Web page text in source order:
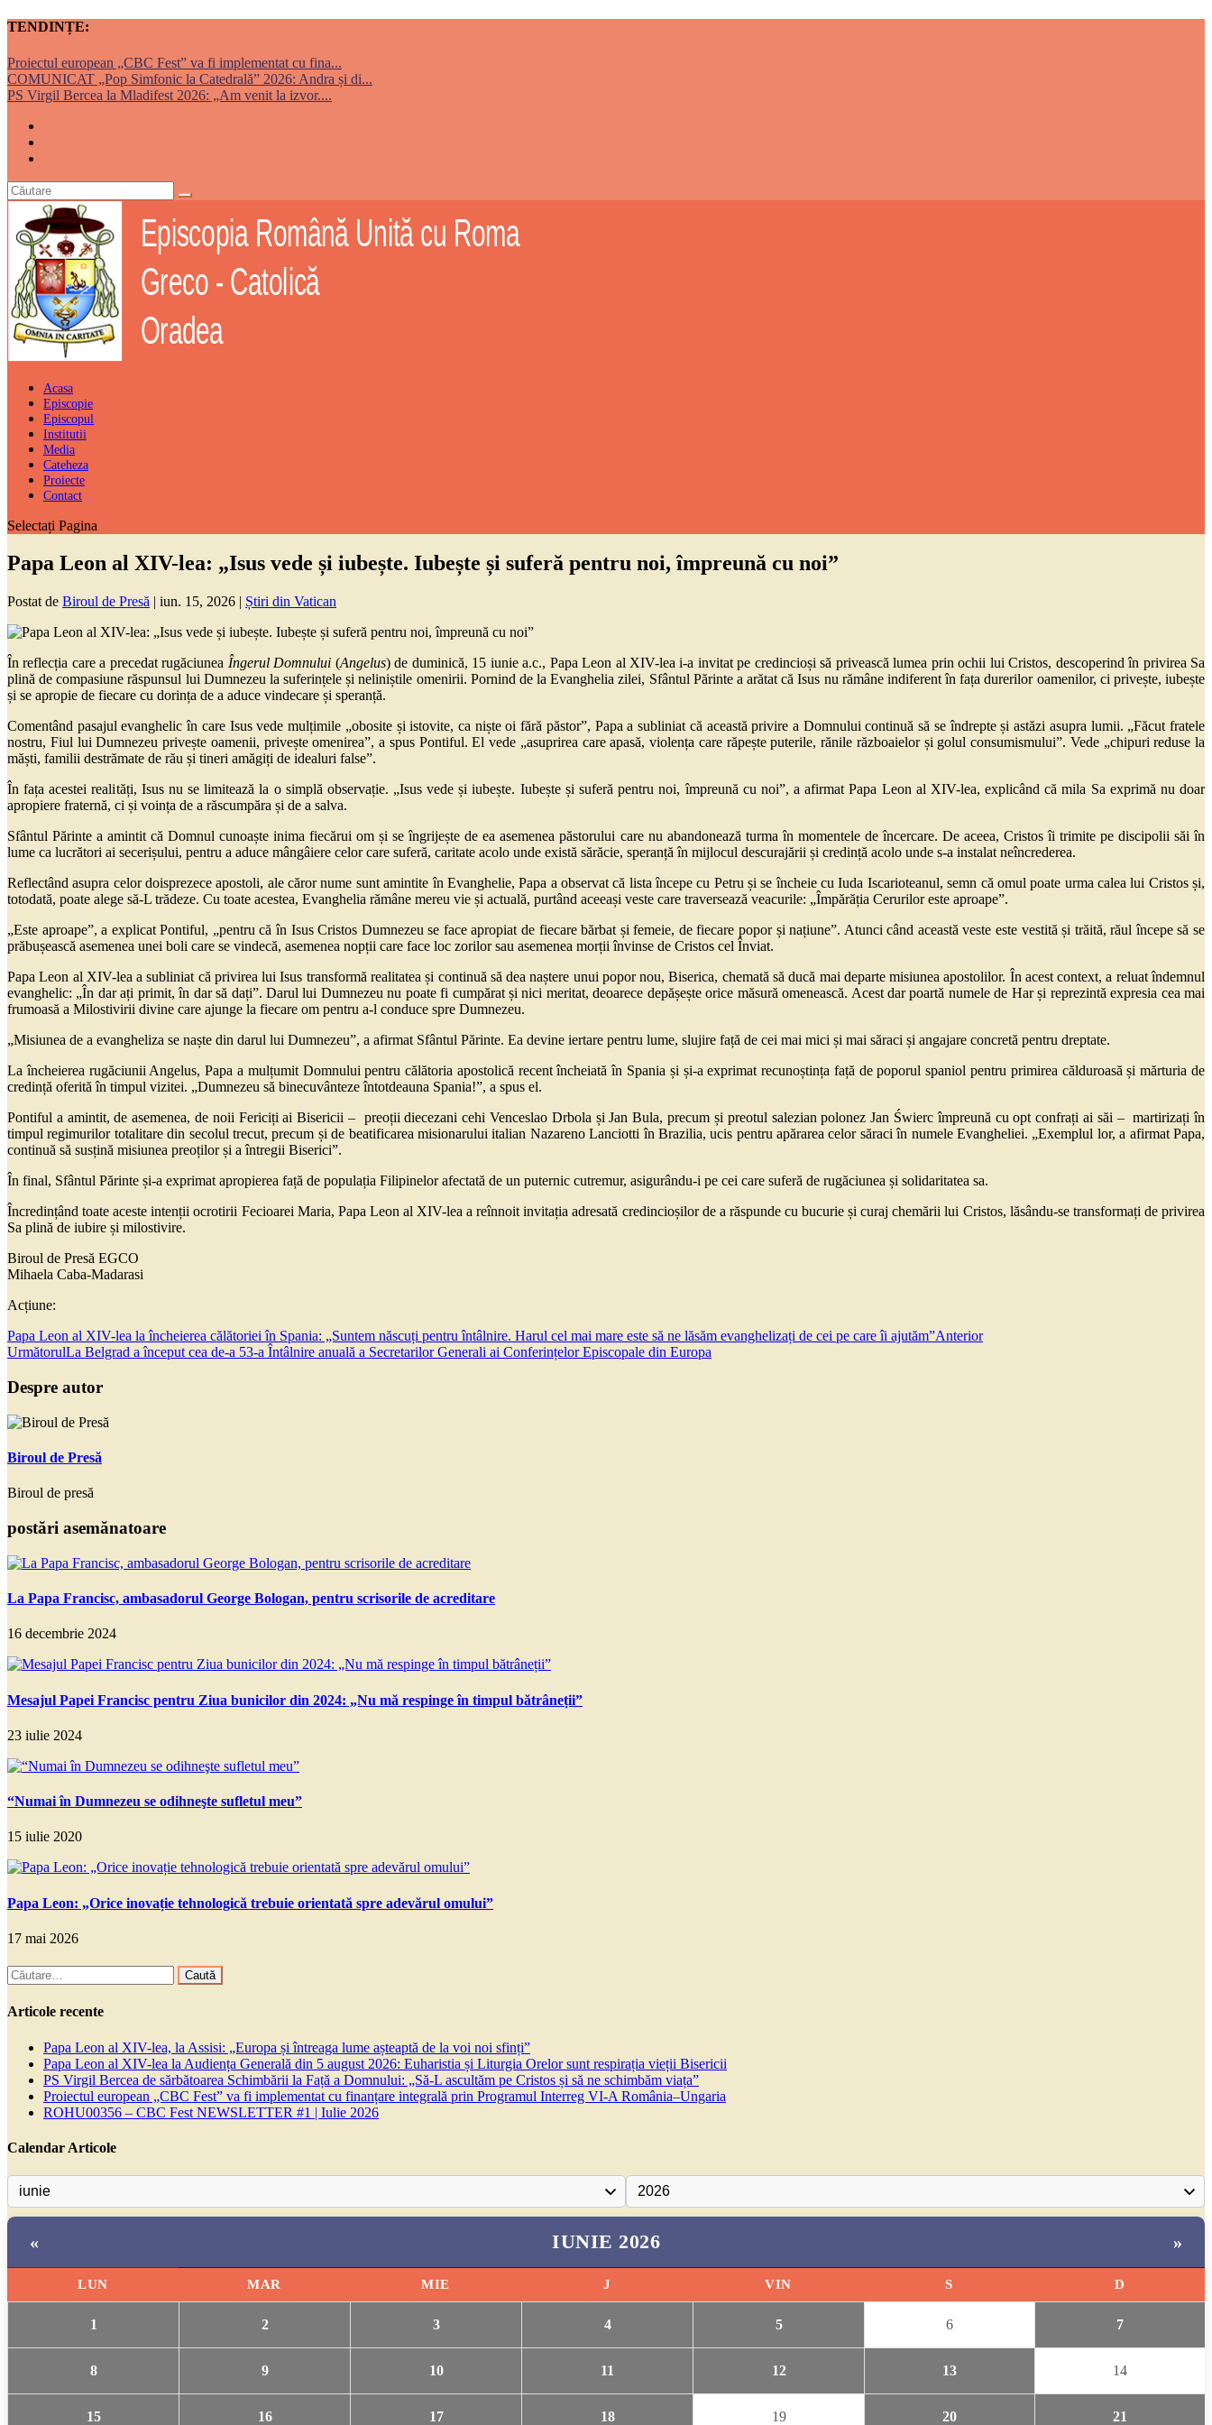
TENDINȚE:
Proiectul european „CBC Fest” va fi implementat cu fina...
COMUNICAT „Pop Simfonic la Catedrală” 2026: Andra și di...
PS Virgil Bercea la Mladifest 2026: „Am venit la izvor....
Acasa
Episcopie
Episcopul
Institutii
Media
Cateheza
Proiecte
Contact
Selectați Pagina
Papa Leon al XIV-lea: „Isus vede și iubește. Iubește și suferă pentru noi, împreună cu noi”
Postat de Biroul de Presă | iun. 15, 2026 | Știri din Vatican
În reflecția care a precedat rugăciunea Îngerul Domnului (Angelus) de duminică, 15 iunie a.c., Papa Leon al XIV-lea i-a invitat pe credincioși să privească lumea prin ochii lui Cristos, descoperind în privirea Sa
plină de compasiune răspunsul lui Dumnezeu la suferințele și neliniștile omenirii. Pornind de la Evanghelia zilei, Sfântul Părinte a arătat că Isus nu rămâne indiferent în fața durerilor oamenilor, ci privește, iubește
și se apropie de fiecare cu dorința de a aduce vindecare și speranță.
Comentând pasajul evanghelic în care Isus vede mulțimile „obosite și istovite, ca niște oi fără păstor”, Papa a subliniat că această privire a Domnului continuă să se îndrepte și astăzi asupra lumii. „Făcut fratele
nostru, Fiul lui Dumnezeu privește oamenii, privește omenirea”, a spus Pontiful. El vede „asuprirea care apasă, violența care răpește puterile, rănile războaielor și golul consumismului”. Vede „chipuri reduse la
măști, familii destrămate de rău și tineri amăgiți de idealuri false”.
În fața acestei realități, Isus nu se limitează la o simplă observație. „Isus vede și iubește. Iubește și suferă pentru noi, împreună cu noi”, a afirmat Papa Leon al XIV-lea, explicând că mila Sa exprimă nu doar
apropiere fraternă, ci și voința de a răscumpăra și de a salva.
Sfântul Părinte a amintit că Domnul cunoaște inima fiecărui om și se îngrijește de ea asemenea păstorului care nu abandonează turma în momentele de încercare. De aceea, Cristos îi trimite pe discipolii săi în
lume ca lucrători ai secerișului, pentru a aduce mângâiere celor care suferă, caritate acolo unde există sărăcie, speranță în mijlocul descurajării și credință acolo unde s-a instalat neîncrederea.
Reflectând asupra celor doisprezece apostoli, ale căror nume sunt amintite în Evanghelie, Papa a observat că lista începe cu Petru și se încheie cu Iuda Iscarioteanul, semn că omul poate urma calea lui Cristos și,
totodată, poate alege să-L trădeze. Cu toate acestea, Evanghelia rămâne mereu vie și actuală, purtând aceeași veste care traversează veacurile: „Împărăția Cerurilor este aproape”.
„Este aproape”, a explicat Pontiful, „pentru că în Isus Cristos Dumnezeu se face apropiat de fiecare bărbat și femeie, de fiecare popor și națiune”. Atunci când această veste este vestită și trăită, răul începe să se
prăbușească asemenea unei boli care se vindecă, asemenea nopții care face loc zorilor sau asemenea morții învinse de Cristos cel Înviat.
Papa Leon al XIV-lea a subliniat că privirea lui Isus transformă realitatea și continuă să dea naștere unui popor nou, Biserica, chemată să ducă mai departe misiunea apostolilor. În acest context, a reluat îndemnul
evanghelic: „În dar ați primit, în dar să dați”. Darul lui Dumnezeu nu poate fi cumpărat și nici meritat, deoarece depășește orice măsură omenească. Acest dar poartă numele de Har și reprezintă expresia cea mai
frumoasă a Milostivirii divine care ajunge la fiecare om pentru a-l conduce spre Dumnezeu.
„Misiunea de a evangheliza se naște din darul lui Dumnezeu”, a afirmat Sfântul Părinte. Ea devine iertare pentru lume, slujire față de cei mai mici și mai săraci și angajare concretă pentru dreptate.
La încheierea rugăciunii Angelus, Papa a mulțumit Domnului pentru călătoria apostolică recent încheiată în Spania și și-a exprimat recunoștința față de poporul spaniol pentru primirea călduroasă și mărturia de
credință oferită în timpul vizitei. „Dumnezeu să binecuvânteze întotdeauna Spania!”, a spus el.
Pontiful a amintit, de asemenea, de noii Fericiți ai Bisericii – preoții diecezani cehi Venceslao Drbola și Jan Bula, precum și preotul salezian polonez Jan Świerc împreună cu opt confrați ai săi – martirizați în
timpul regimurilor totalitare din secolul trecut, precum și de beatificarea misionarului italian Nazareno Lanciotti în Brazilia, ucis pentru apărarea celor săraci în numele Evangheliei. „Exemplul lor, a afirmat Papa,
continuă să susțină misiunea preoților și a întregii Biserici”.
În final, Sfântul Părinte și-a exprimat apropierea față de populația Filipinelor afectată de un puternic cutremur, asigurându-i pe cei care suferă de rugăciunea și solidaritatea sa.
Încredințând toate aceste intenții ocrotirii Fecioarei Maria, Papa Leon al XIV-lea a reînnoit invitația adresată credincioșilor de a răspunde cu bucurie și curaj chemării lui Cristos, lăsându-se transformați de privirea
Sa plină de iubire și milostivire.
Biroul de Presă EGCO
Mihaela Caba-Madarasi
Acțiune:
Papa Leon al XIV-lea la încheierea călătoriei în Spania: „Suntem născuți pentru întâlnire. Harul cel mai mare este să ne lăsăm evanghelizați de cei pe care îi ajutăm”Anterior
UrmătorulLa Belgrad a început cea de-a 53-a Întâlnire anuală a Secretarilor Generali ai Conferințelor Episcopale din Europa
Despre autor
Biroul de Presă
Biroul de presă
postări asemănatoare
La Papa Francisc, ambasadorul George Bologan, pentru scrisorile de acreditare
16 decembrie 2024
Mesajul Papei Francisc pentru Ziua bunicilor din 2024: „Nu mă respinge în timpul bătrâneții”
23 iulie 2024
“Numai în Dumnezeu se odihneşte sufletul meu”
15 iulie 2020
Papa Leon: „Orice inovație tehnologică trebuie orientată spre adevărul omului”
17 mai 2026
Caută
după:
Articole recente
Papa Leon al XIV-lea, la Assisi: „Europa și întreaga lume așteaptă de la voi noi sfinți”
Papa Leon al XIV-lea la Audiența Generală din 5 august 2026: Euharistia și Liturgia Orelor sunt respirația vieții Bisericii
PS Virgil Bercea de sărbătoarea Schimbării la Față a Domnului: „Să-L ascultăm pe Cristos și să ne schimbăm viața”
Proiectul european „CBC Fest” va fi implementat cu finanțare integrală prin Programul Interreg VI-A România–Ungaria
ROHU00356 – CBC Fest NEWSLETTER #1 | Iulie 2026
Calendar Articole
« IUNIE 2026 »
LUN MAR MIE J VIN S D
1 2 3 4 5 6 7
8 9 10 11 12 13 14
15 16 17 18 19 20 21